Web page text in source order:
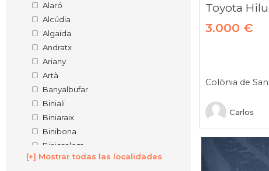
Alaró
Alcúdia
Algaida
Andratx
Ariany
Artà
Banyalbufar
Biniali
Biniaraix
Binibona
Binissalem
Búger
[+] Mostrar todas las localidades
Toyota
3.000 €
Carlos
Colònia de